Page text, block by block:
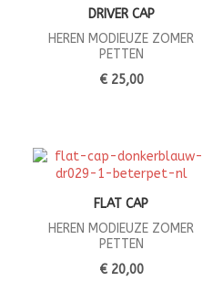
DRIVER CAP
HEREN MODIEUZE ZOMER
PETTEN
€ 25,00
FLAT CAP
HEREN MODIEUZE ZOMER
PETTEN
€ 20,00